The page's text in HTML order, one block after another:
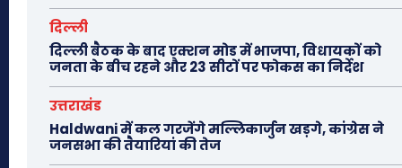
दिल्ली
दिल्ली बैठक के बाद एक्शन मोड में भाजपा, विधायकों को
जनता के बीच रहने और 23 सीटों पर फोकस का निर्देश
उत्तराखंड
Haldwani में कल गरजेंगे मल्लिकार्जुन खड़गे, कांग्रेस ने
जनसभा की तैयारियां की तेज